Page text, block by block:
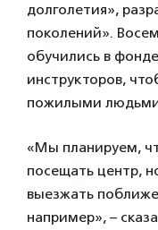
долголетия»,
поколений».
обучились в
инструкторов,
пожилыми
«Мы планируем,
посещать центр,
выезжать
например», –